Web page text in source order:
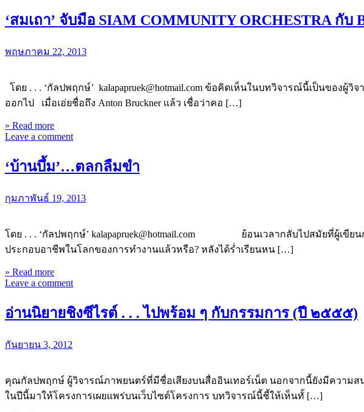
‘สมเถา’ จับมือ SIAM COMMUNITY ORCHESTRA กับ
พฤษภาคม 22, 2013
โดย . . . ‘กัลปพฤกษ์’ kalapapruek@hotmail.com ข้อคิดเห็นในบทวิจารณ์นี้เป็นขอ
ออกไป เมื่อเอ่ยชื่อถึง Anton Bruckner แล้ว เชื่อว่าคอ […]
» Read more
Leave a comment
‘บ้านบึ้ม’…ตลกลืมขำ
กุมภาพันธ์ 19, 2013
โดย . . . ‘กัลปพฤกษ์’ kalapapruek@hotmail.com ย้อนเวลากลับไปสมัยที่ผู้เขียน
ประกอบอาชีพในโลกของการทำงานแล้วหรือ? หลังได้ร่ำเรียนหน […]
» Read more
Leave a comment
อ่านนิยายชิงซีไรต์ . . . ไปพร้อม ๆ กับกรรมการ (ปี ๒๕๕๕)
กันยายน 3, 2012
คุณกัลปพฤกษ์ ผู้วิจารณ์ภาพยนตร์ที่มีชื่อเสียงบนสื่ออินเทอร์เน็ต นอกจากนี้ยังมีความ
ในปีนี้มาให้โครงการเผยแพร่บนเว็บไซต์โครงการ บทวิจารณ์นี้ชี้ให้เห็นทั้ […]